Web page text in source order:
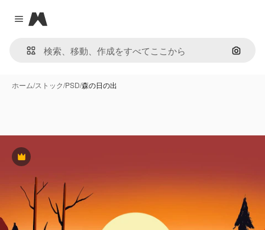
Close menu
Magnific
画像で
ホーム/ストック/PSD/森の日の出
Premium